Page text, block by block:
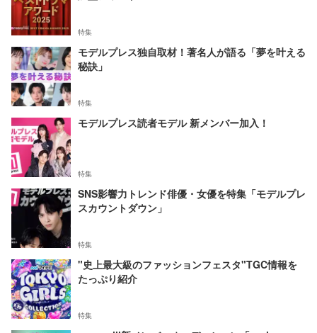
特集
モデルプレス独自取材！著名人が語る「夢を叶える
秘訣」
特集
モデルプレス読者モデル 新メンバー加入！
特集
SNS影響力トレンド俳優・女優を特集「モデルプレ
スカウントダウン」
特集
"史上最大級のファッションフェスタ"TGC情報を
たっぷり紹介
特集